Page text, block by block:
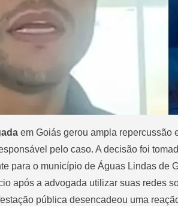
em Goiás gerou ampla repercussão
pelo caso. A decisão foi
para o município de Águas Lindas de
após a advogada utilizar suas redes
pública desencadeou uma